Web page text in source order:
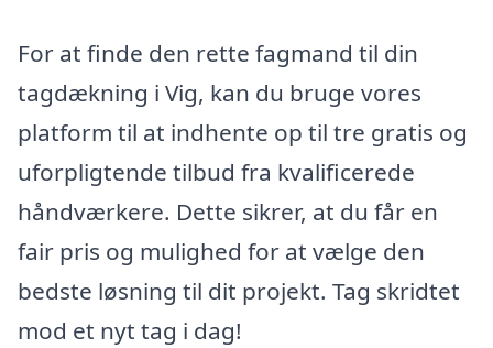
For at finde den rette fagmand til din
tagdækning i Vig, kan du bruge vores
platform til at indhente op til tre gratis og
uforpligtende tilbud fra kvalificerede
håndværkere. Dette sikrer, at du får en
fair pris og mulighed for at vælge den
bedste løsning til dit projekt. Tag skridtet
mod et nyt tag i dag!